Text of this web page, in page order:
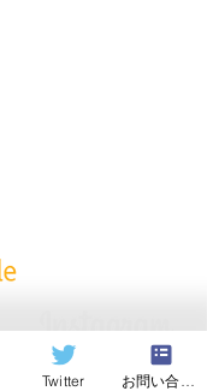
Twitter